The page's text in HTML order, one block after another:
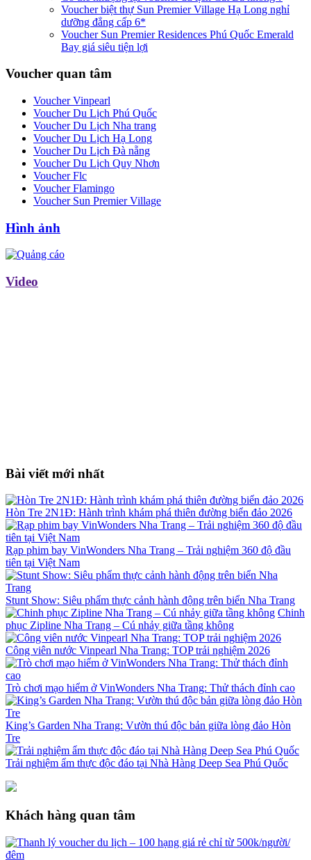
Voucher biệt thự Sun Premier Village Hạ Long nghỉ
dưỡng đẳng cấp 6*
Voucher Sun Premier Residences Phú Quốc Emerald
Bay giá siêu tiện lợi
Voucher quan tâm
Voucher Vinpearl
Voucher Du Lịch Phú Quốc
Voucher Du Lịch Nha trang
Voucher Du Lịch Hạ Long
Voucher Du Lịch Đà nẵng
Voucher Du Lịch Quy Nhơn
Voucher Flc
Voucher Flamingo
Voucher Sun Premier Village
Hình ảnh
Video
Bài viết mới nhất
Hòn Tre 2N1Đ: Hành trình khám phá thiên đường biển đảo 2026
Rạp phim bay VinWonders Nha Trang – Trải nghiệm 360 độ đầu
tiên tại Việt Nam
Stunt Show: Siêu phẩm thực cảnh hành động trên biển Nha Trang
Chinh
phục Zipline Nha Trang – Cú nhảy giữa tầng không
Công viên nước Vinpearl Nha Trang: TOP trải nghiệm 2026
Trò chơi mạo hiểm ở VinWonders Nha Trang: Thử thách đỉnh cao
King’s Garden Nha Trang: Vườn thú độc bản giữa lòng đảo Hòn
Tre
Trải nghiệm ẩm thực độc đáo tại Nhà Hàng Deep Sea Phú Quốc
Khách hàng quan tâm